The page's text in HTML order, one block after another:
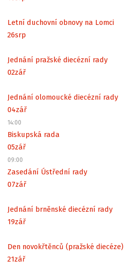
Letní duchovní obnovy na Lomci
26srp
Jednání pražské diecézní rady
02zář
Jednání olomoucké diecézní rady
04zář
14:00
Biskupská rada
05zář
09:00
Zasedání Ústřední rady
07zář
Jednání brněnské diecézní rady
19zář
Den novokřtěnců (pražské diecéze)
21zář